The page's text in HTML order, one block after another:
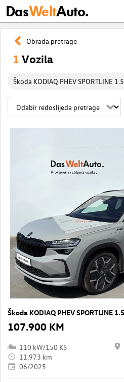
DasWeltAuto.
Obrada pretrage
1 Vozila
Škoda KODIAQ PHEV SPORTLINE
107.900 KM
110 kW/150 KS
11.973 km
06/2025